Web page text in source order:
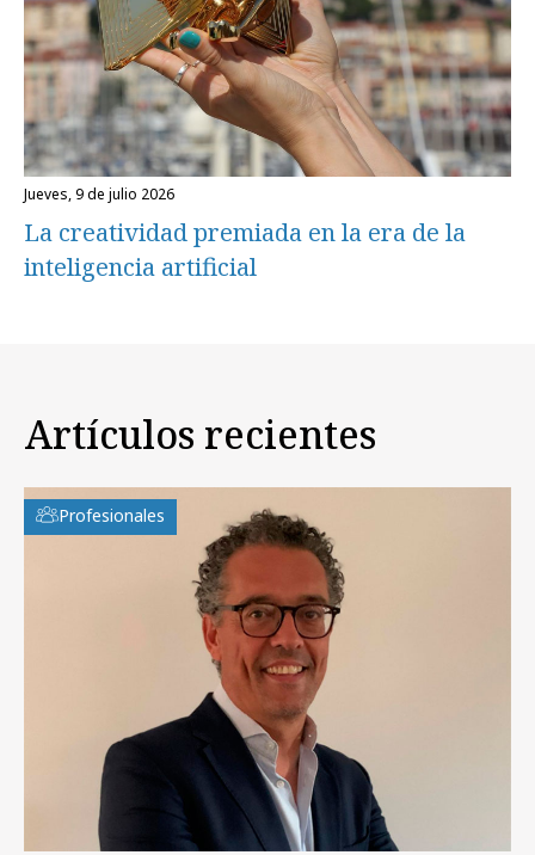
jueves, 9 de julio 2026
La creatividad premiada en la era de la
inteligencia artificial
Artículos recientes
Profesionales